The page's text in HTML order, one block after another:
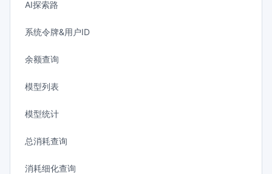
AI探索路
系统令牌&用户ID
余额查询
模型列表
模型统计
总消耗查询
消耗细化查询